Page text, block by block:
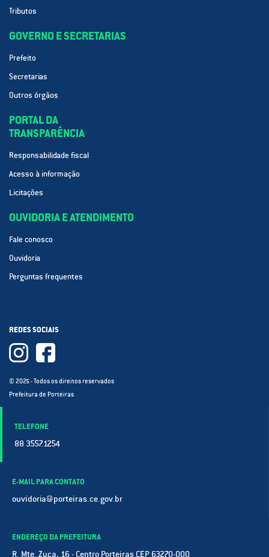
Tributos
GOVERNO E SECRETARIAS
Prefeito
Secretarias
Outros órgãos
PORTAL DA
TRANSPARÊNCIA
Responsabilidade fiscal
Acesso à informação
Licitações
OUVIDORIA E ATENDIMENTO
Fale conosco
Ouvidoria
Perguntas frequentes
REDES SOCIAIS
© 2025 - Todos os direitos reservados
Prefeitura de Porteiras
TELEFONE
88 3557.1254
E-MAIL PARA CONTATO
ouvidoria@porteiras.ce.gov.br
ENDEREÇO DA PREFEITURA
R. Mte. Zuca, 16 - Centro Porteiras CEP 63270-000